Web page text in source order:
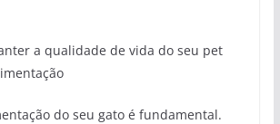
a qualidade de vida do seu pet
do seu gato é fundamental.